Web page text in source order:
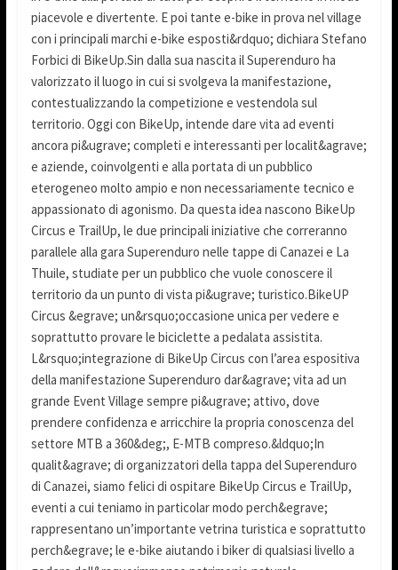
piacevole e divertente. E poi tante e-bike in prova nel village
con i principali marchi e-bike esposti&rdquo; dichiara Stefano
Forbici di BikeUp.Sin dalla sua nascita il Superenduro ha
valorizzato il luogo in cui si svolgeva la manifestazione,
contestualizzando la competizione e vestendola sul
territorio. Oggi con BikeUp, intende dare vita ad eventi
ancora pi&ugrave; completi e interessanti per localit&agrave;
e aziende, coinvolgenti e alla portata di un pubblico
eterogeneo molto ampio e non necessariamente tecnico e
appassionato di agonismo. Da questa idea nascono BikeUp
Circus e TrailUp, le due principali iniziative che correranno
parallele alla gara Superenduro nelle tappe di Canazei e La
Thuile, studiate per un pubblico che vuole conoscere il
territorio da un punto di vista pi&ugrave; turistico.BikeUP
Circus &egrave; un&rsquo;occasione unica per vedere e
soprattutto provare le biciclette a pedalata assistita.
L&rsquo;integrazione di BikeUp Circus con l’area espositiva
della manifestazione Superenduro dar&agrave; vita ad un
grande Event Village sempre pi&ugrave; attivo, dove
prendere confidenza e arricchire la propria conoscenza del
settore MTB a 360&deg;, E-MTB compreso.&ldquo;In
qualit&agrave; di organizzatori della tappa del Superenduro
di Canazei, siamo felici di ospitare BikeUp Circus e TrailUp,
eventi a cui teniamo in particolar modo perch&egrave;
rappresentano un’importante vetrina turistica e soprattutto
perch&egrave; le e-bike aiutando i biker di qualsiasi livello a